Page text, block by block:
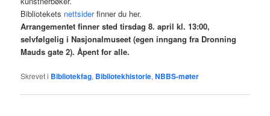
Bibliotekets nettsiderfinner du her.
Arrangementet finner sted tirsdag 8. april kl. 13:00,
selvfølgelig i Nasjonalmuseet (egen inngang fra Dronning
Mauds gate 2). Åpent for alle.
Skrevet i Bibliotekfag, Bibliotekhistorie,NBBS-møter